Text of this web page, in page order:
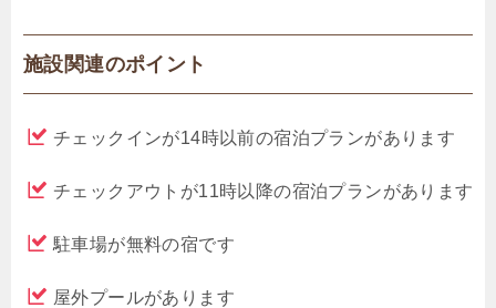
施設関連のポイント
チェックインが14時以前の宿泊プランがあります
チェックアウトが11時以降の宿泊プランがあります
駐車場が無料の宿です
屋外プールがあります